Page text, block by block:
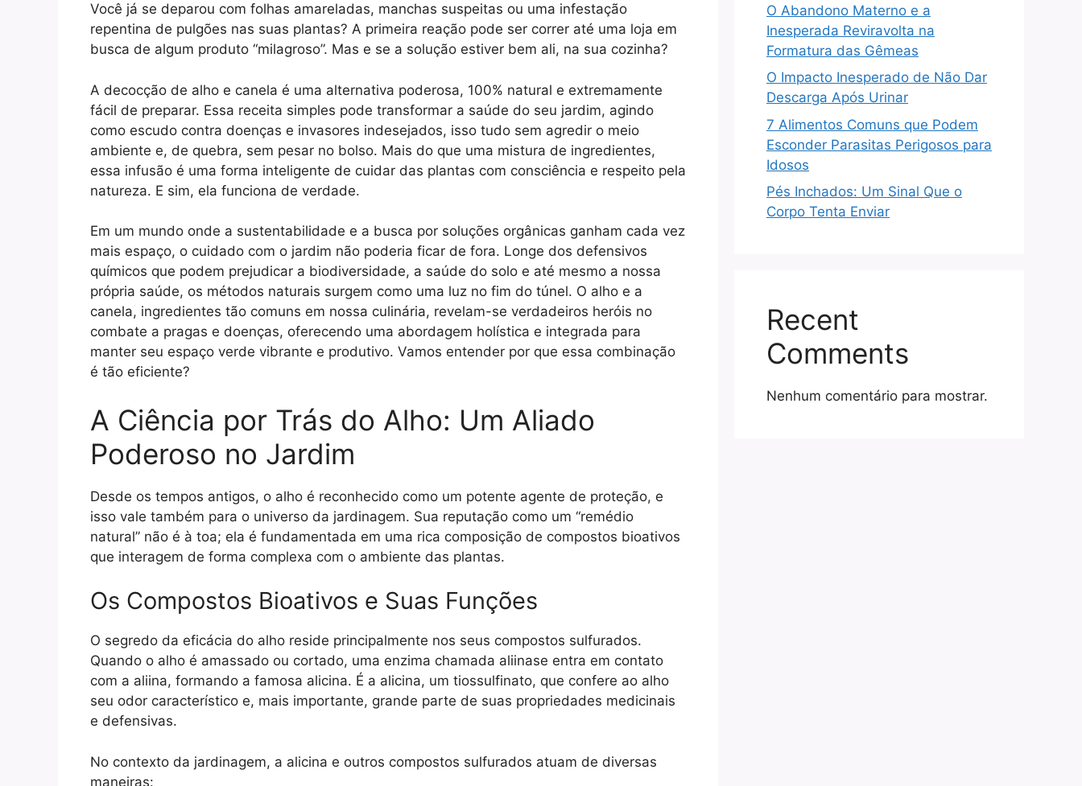
Você já se deparou com folhas amareladas, manchas suspeitas ou uma infestação
repentina de pulgões nas suas plantas? A primeira reação pode ser correr até uma loja em
busca de algum produto “milagroso”. Mas e se a solução estiver bem ali, na sua cozinha?
A decocção de alho e canela é uma alternativa poderosa, 100% natural e extremamente
fácil de preparar. Essa receita simples pode transformar a saúde do seu jardim, agindo
como escudo contra doenças e invasores indesejados, isso tudo sem agredir o meio
ambiente e, de quebra, sem pesar no bolso. Mais do que uma mistura de ingredientes,
essa infusão é uma forma inteligente de cuidar das plantas com consciência e respeito pela
natureza. E sim, ela funciona de verdade.
Em um mundo onde a sustentabilidade e a busca por soluções orgânicas ganham cada vez
mais espaço, o cuidado com o jardim não poderia ficar de fora. Longe dos defensivos
químicos que podem prejudicar a biodiversidade, a saúde do solo e até mesmo a nossa
própria saúde, os métodos naturais surgem como uma luz no fim do túnel. O alho e a
canela, ingredientes tão comuns em nossa culinária, revelam-se verdadeiros heróis no
combate a pragas e doenças, oferecendo uma abordagem holística e integrada para
manter seu espaço verde vibrante e produtivo. Vamos entender por que essa combinação
é tão eficiente?
A Ciência por Trás do Alho: Um Aliado
Poderoso no Jardim
Desde os tempos antigos, o alho é reconhecido como um potente agente de proteção, e
isso vale também para o universo da jardinagem. Sua reputação como um “remédio
natural” não é à toa; ela é fundamentada em uma rica composição de compostos bioativos
que interagem de forma complexa com o ambiente das plantas.
Os Compostos Bioativos e Suas Funções
O segredo da eficácia do alho reside principalmente nos seus compostos sulfurados.
Quando o alho é amassado ou cortado, uma enzima chamada aliinase entra em contato
com a aliina, formando a famosa alicina. É a alicina, um tiossulfinato, que confere ao alho
seu odor característico e, mais importante, grande parte de suas propriedades medicinais
e defensivas.
No contexto da jardinagem, a alicina e outros compostos sulfurados atuam de diversas
maneiras:
O Abandono Materno e a
Inesperada Reviravolta na
Formatura das Gêmeas
O Impacto Inesperado de Não Dar
Descarga Após Urinar
7 Alimentos Comuns que Podem
Esconder Parasitas Perigosos para
Idosos
Pés Inchados: Um Sinal Que o
Corpo Tenta Enviar
Recent
Comments
Nenhum comentário para mostrar.